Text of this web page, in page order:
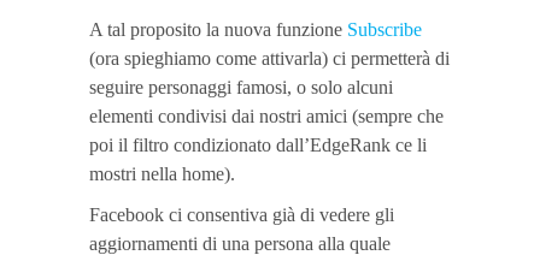
A tal proposito la nuova funzione Subscribe
(ora spieghiamo come attivarla) ci permetterà di
seguire personaggi famosi, o solo alcuni
elementi condivisi dai nostri amici (sempre che
poi il filtro condizionato dall’EdgeRank ce li
mostri nella home).
Facebook ci consentiva già di vedere gli
aggiornamenti di una persona alla quale